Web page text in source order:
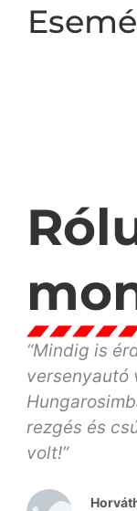
“Mindig is
versenyautó
rezgés és
volt!”